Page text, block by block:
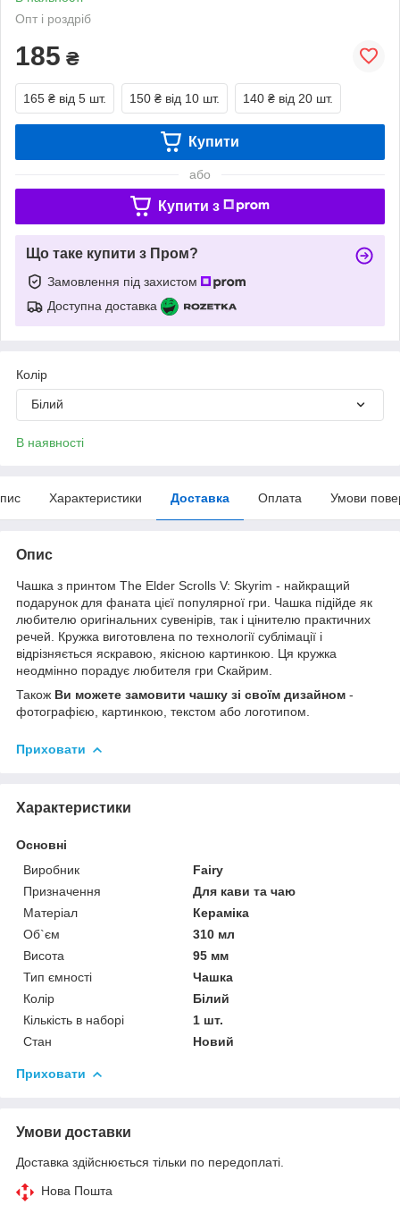
Опт і роздріб
185 ₴
165 ₴ від 5 шт. 150 ₴ від 10 шт. 140 ₴ від 20 шт.
Купити
або
Купити з
Що таке купити з Пром?
Замовлення під захистом
Доступна доставка
Колір
Білий
В наявності
Характеристики Доставка Оплата Умови
Опис
Чашка з принтом The Elder Scrolls V: Skyrim - найкращий
подарунок для фаната цієї популярної гри. Чашка підійде як
любителю оригінальних сувенірів, так і цінителю практичних
речей. Кружка виготовлена по технології сублімації і
відрізняється яскравою, якісною картинкою. Ця кружка
неодмінно порадує любителя гри Скайрим.
Також Ви можете замовити чашку зі своїм дизайном -
фотографією, картинкою, текстом або логотипом.
Приховати
Характеристики
Основні
Виробник
Fairy
Призначення
Для кави та чаю
Матеріал
Кераміка
Об`єм
310 мл
Висота
95 мм
Тип ємності
Чашка
Колір
Білий
Кількість в наборі
1 шт.
Стан
Новий
Приховати
Умови доставки
Доставка здійснюється тільки по передоплаті.
Нова Пошта